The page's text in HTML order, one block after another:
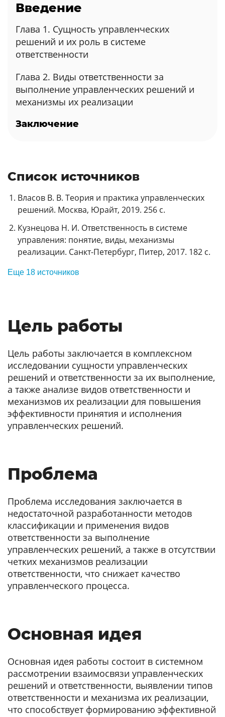
Введение
Глава 1. Сущность управленческих
решений и их роль в системе
ответственности
Глава 2. Виды ответственности за
выполнение управленческих решений и
механизмы их реализации
Заключение
Список источников
Власов В. В. Теория и практика управленческих
решений. Москва, Юрайт, 2019. 256 с.
Кузнецова Н. И. Ответственность в системе
управления: понятие, виды, механизмы
реализации. Санкт-Петербург, Питер, 2017. 182 с.
Еще 18 источников
Цель работы
Цель работы заключается в комплексном
исследовании сущности управленческих
решений и ответственности за их выполнение,
а также анализе видов ответственности и
механизмов их реализации для повышения
эффективности принятия и исполнения
управленческих решений.
Проблема
Проблема исследования заключается в
недостаточной разработанности методов
классификации и применения видов
ответственности за выполнение
управленческих решений, а также в отсутствии
четких механизмов реализации
ответственности, что снижает качество
управленческого процесса.
Основная идея
Основная идея работы состоит в системном
рассмотрении взаимосвязи управленческих
решений и ответственности, выявлении типов
ответственности и механизма их реализации,
что способствует формированию эффективной